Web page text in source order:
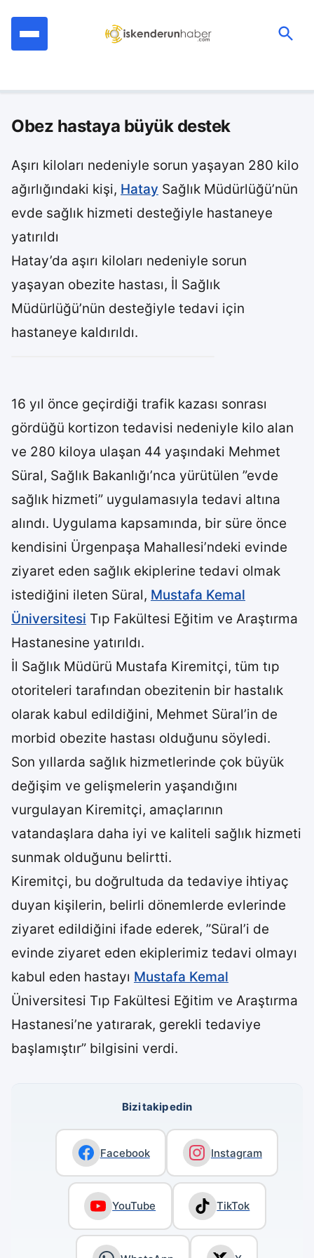
Obez hastaya büyük destek
Aşırı kiloları nedeniyle sorun yaşayan 280 kilo
ağırlığındaki kişi, Hatay Sağlık Müdürlüğü’nün
evde sağlık hizmeti desteğiyle hastaneye
yatırıldı
Hatay’da aşırı kiloları nedeniyle sorun
yaşayan obezite hastası, İl Sağlık
Müdürlüğü’nün desteğiyle tedavi için
hastaneye kaldırıldı.
16 yıl önce geçirdiği trafik kazası sonrası
gördüğü kortizon tedavisi nedeniyle kilo alan
ve 280 kiloya ulaşan 44 yaşındaki Mehmet
Süral, Sağlık Bakanlığı’nca yürütülen ”evde
sağlık hizmeti” uygulamasıyla tedavi altına
alındı. Uygulama kapsamında, bir süre önce
kendisini Ürgenpaşa Mahallesi’ndeki evinde
ziyaret eden sağlık ekiplerine tedavi olmak
istediğini ileten Süral, Mustafa Kemal
Üniversitesi Tıp Fakültesi Eğitim ve Araştırma
Hastanesine yatırıldı.
İl Sağlık Müdürü Mustafa Kiremitçi, tüm tıp
otoriteleri tarafından obezitenin bir hastalık
olarak kabul edildiğini, Mehmet Süral’in de
morbid obezite hastası olduğunu söyledi.
Son yıllarda sağlık hizmetlerinde çok büyük
değişim ve gelişmelerin yaşandığını
vurgulayan Kiremitçi, amaçlarının
vatandaşlara daha iyi ve kaliteli sağlık hizmeti
sunmak olduğunu belirtti.
Kiremitçi, bu doğrultuda da tedaviye ihtiyaç
duyan kişilerin, belirli dönemlerde evlerinde
ziyaret edildiğini ifade ederek, ”Süral’i de
evinde ziyaret eden ekiplerimiz tedavi olmayı
kabul eden hastayı Mustafa Kemal
Üniversitesi Tıp Fakültesi Eğitim ve Araştırma
Hastanesi’ne yatırarak, gerekli tedaviye
başlamıştır” bilgisini verdi.
Bizi takip edin
Facebook Instagram
YouTube TikTok